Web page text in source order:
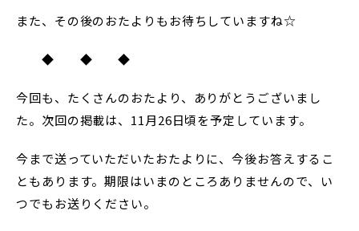
また、その後のおたよりもお待ちしていますね☆
◆ ◆ ◆
今回も、たくさんのおたより、ありがとうございまし
た。次回の掲載は、11月26日頃を予定しています。
今まで送っていただいたおたよりに、今後お答えするこ
ともあります。期限はいまのところありませんので、い
つでもお送りください。